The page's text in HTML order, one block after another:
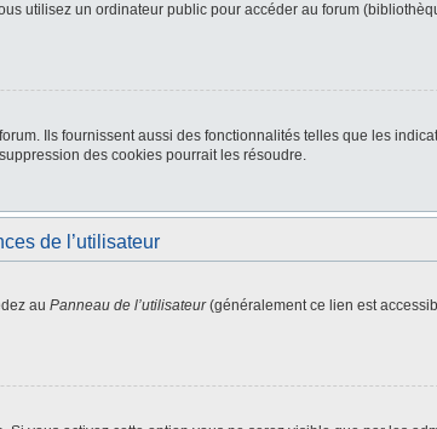
utilisez un ordinateur public pour accéder au forum
Ils fournissent aussi des fonctionnalités telles que les
des cookies pourrait les résoudre.
de l’utilisateur
au Panneau de l’utilisateur(généralement ce lien est